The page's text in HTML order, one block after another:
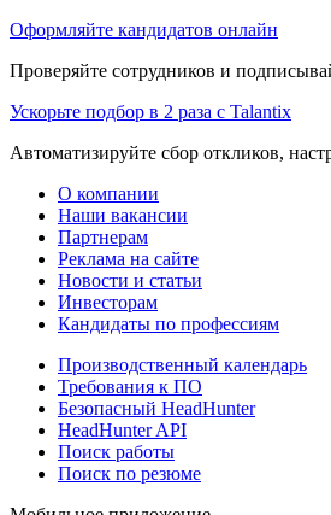
Оформляйте кандидатов онлайн
Проверяйте сотрудников и
Ускорьте подбор в 2 раза с Talantix
Автоматизируйте сбор откликов,
О компании
Наши вакансии
Партнерам
Реклама на сайте
Новости и статьи
Инвесторам
Кандидаты по профессиям
Производственный календарь
Требования к ПО
Безопасный HeadHunter
HeadHunter API
Поиск работы
Поиск по резюме